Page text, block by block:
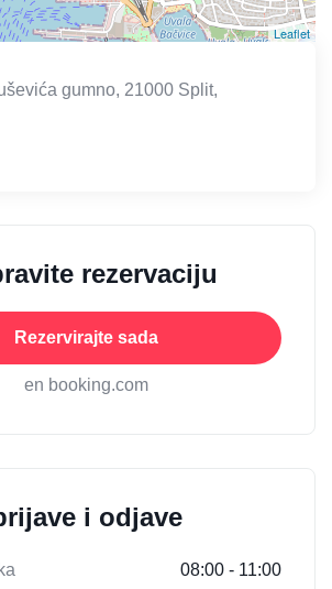
Leaflet
gumno, 21000 Split,
rezervaciju
Rezervirajte sada
en booking.com
i odjave
08:00 - 11:00